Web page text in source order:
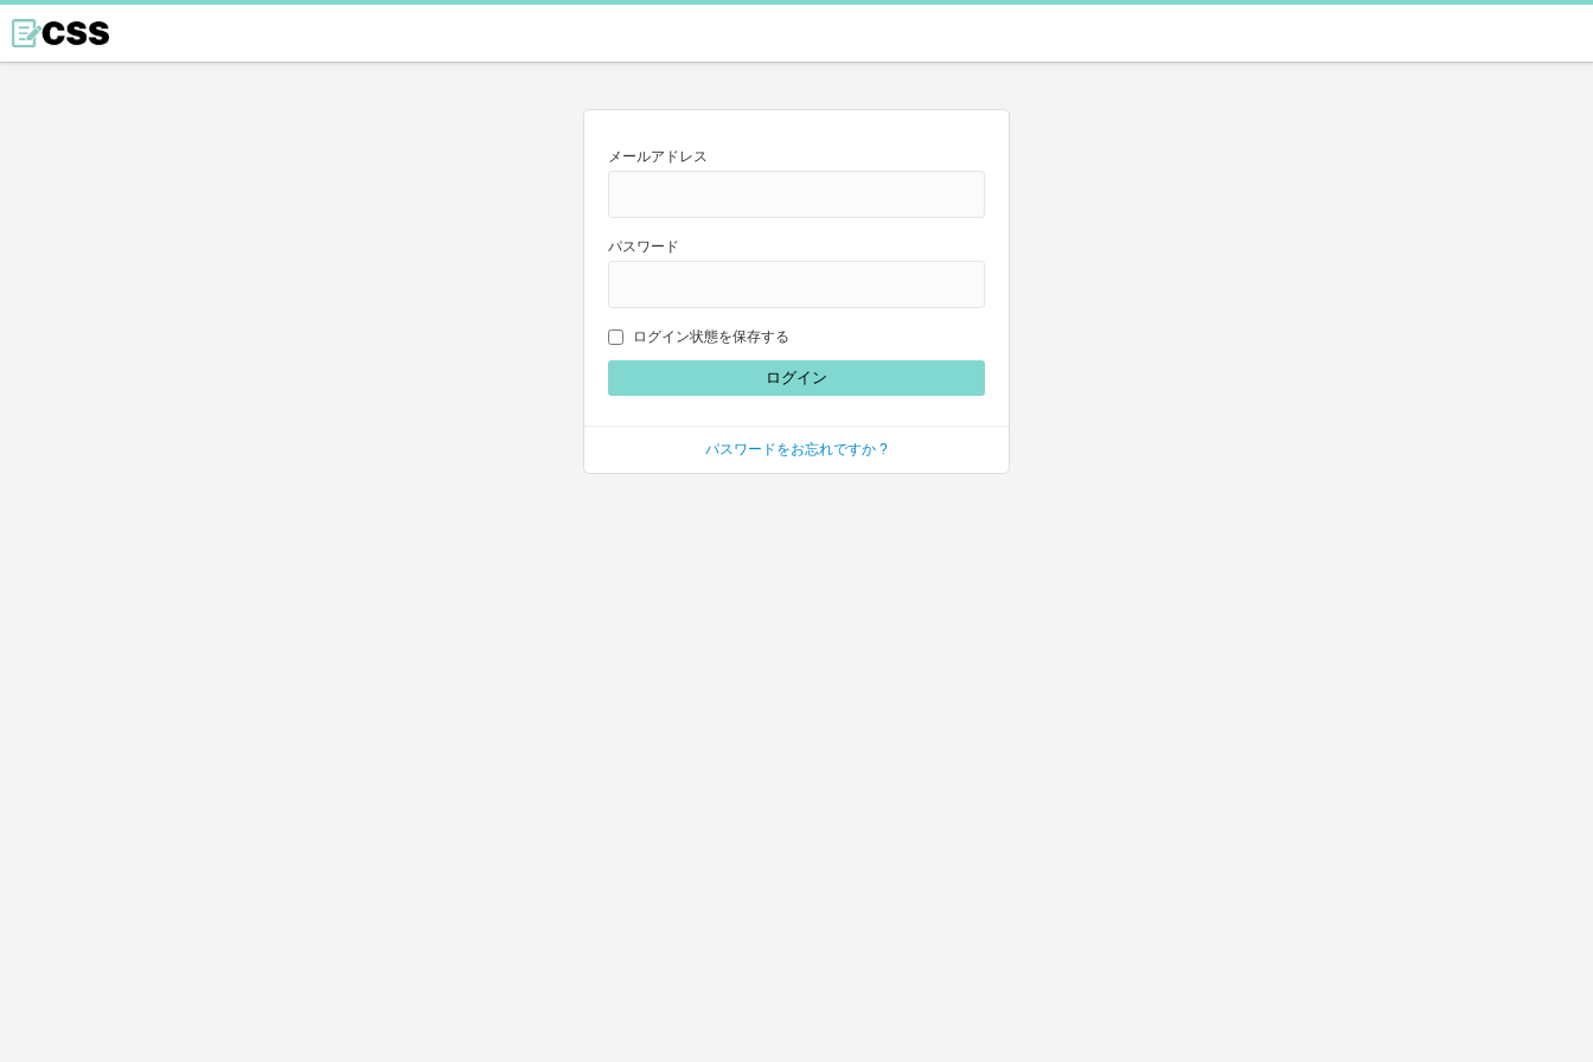
メールアドレス
パスワード
ログイン状態を保存する
パスワードをお忘れですか ?